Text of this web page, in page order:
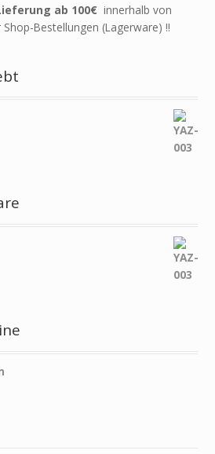
ab 100€ innerhalb von
Bestellungen (Lagerware) !!